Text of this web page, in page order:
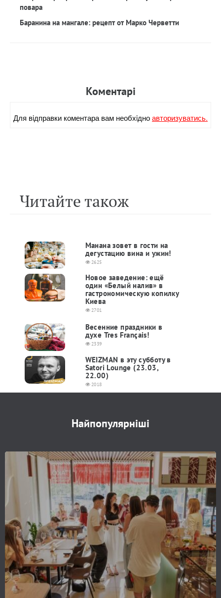
повара
Баранина на мангале: рецепт от Марко Черветти
Коментарi
Для вiдправки коментара вам необхiдноавторизуватись.
Читайте також
Манана зовет в гости на
дегустацию вина и ужин!
2625
Новое заведение: ещё
один «Белый налив» в
гастрономическую копилку
Киева
2701
Весенние праздники в
духе Tres Français!
2339
WEIZMAN в эту субботу в
Satori Lounge (23.03,
22.00)
2018
Найпопулярніші